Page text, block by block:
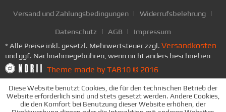
Versand und Zahlungsbedingungen Widerrufsbelehrung
Datenschutz AGB
Impressum
* Alle Preise inkl. gesetzl. Mehrwertsteuer zzgl. Versandkosten
und ggf. Nachnahmegebühren, wenn nicht anders beschrieben
Theme made by TAB10 © 2016
Diese Website benutzt Cookies, die für den technischen Betrieb der
Website erforderlich sind und stets gesetzt werden. Andere Cookies,
die den Komfort bei Benutzung dieser Website erhöhen, der